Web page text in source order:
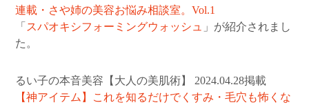
連載・さや姉の美容お悩み相談室。Vol.1
「 スパオキシフォーミングウォッシュ
」が紹介されまし
た。
るい子の本音美容【大人の美肌術】 2024.04.28掲載
【神アイテム】これを知るだけでくすみ・毛穴も怖くな